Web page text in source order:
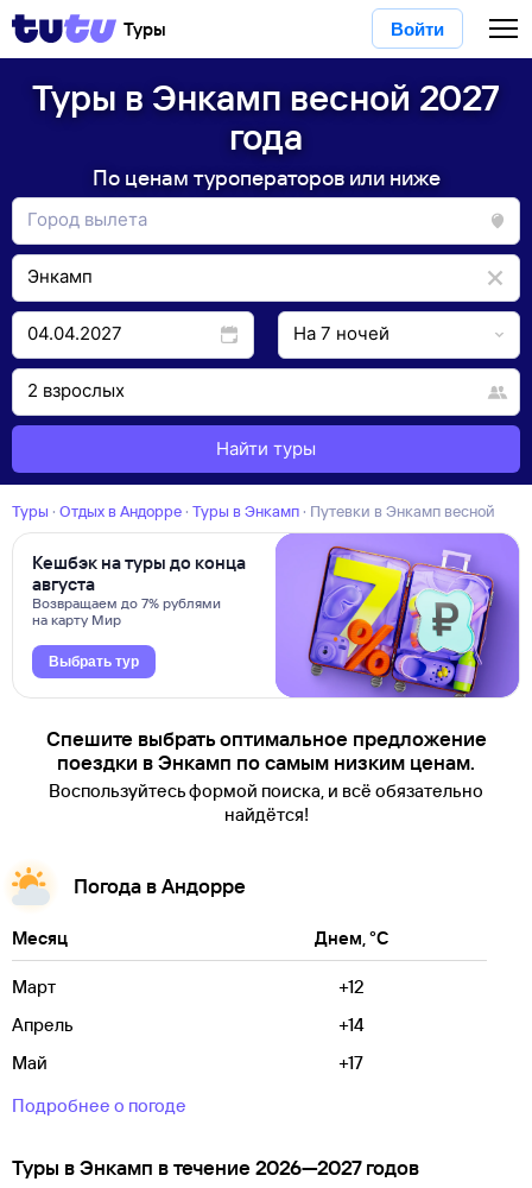
Туры Войти
Туры в Энкамп весной 2027
года
По ценам туроператоров или ниже
Найти туры
Туры · Отдых в Андорре · Туры в Энкамп · Путевки в Энкамп весной
Кешбэк на туры до конца
августа
Возвращаем до 7% рублями
на карту Мир
Выбрать тур
Спешите выбрать оптимальное предложение
поездки в Энкамп по самым низким ценам.
Воспользуйтесь формой поиска, и всё обязательно
найдётся!
Погода в Андорре
Месяц Днем, °C
Март
+12
Апрель
+14
Май
+17
Подробнее о погоде
Туры в Энкамп в течение 2026—2027 годов